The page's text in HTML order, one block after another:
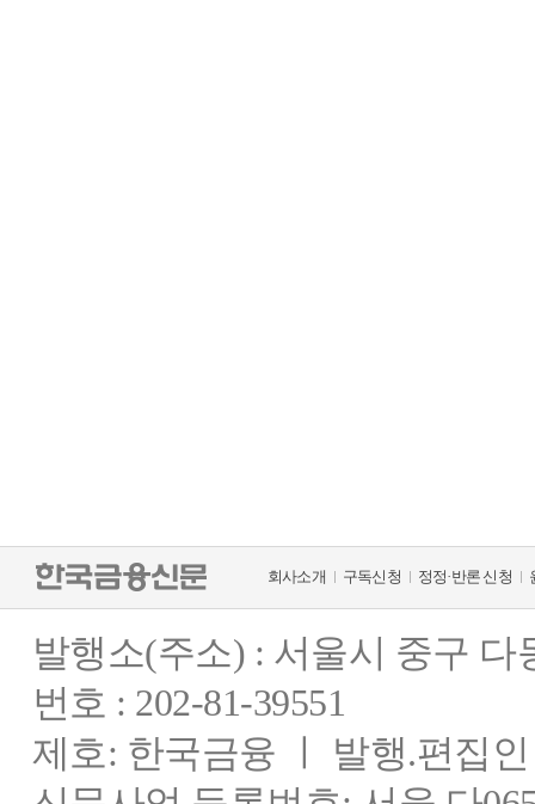
회사소개 구독신청 정정·반론 신청
발행소(주소) : 서울시 중구
번호 : 202-81-39551
제호: 한국금융 ㅣ 발행.편집